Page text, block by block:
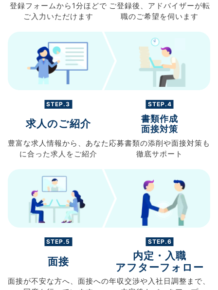
登録フォームから 1分ほどで
ご入力 いただけます
ご登録後、 アドバイザーが転
職のご希望を伺います
STEP.3
求人のご紹介
豊富な求人情報から、 あなた
に合った求人を ご紹介
STEP.4
書類作成
面接対策
応募書類の添削や面接対策も
徹底サポート
STEP.5
面接
面接が不安な方へ、 面接への
STEP.6
内定・入職
アフターフォロー
年収交渉や入社日調整まで、